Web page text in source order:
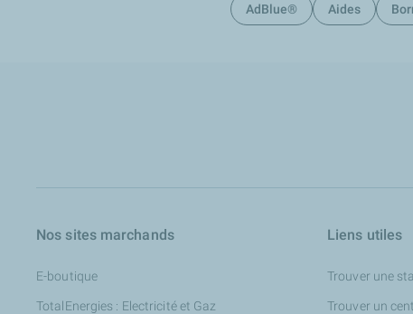
AdBlue® Aides
Nos sites marchands
E-boutique
TotalEnergies : Electricité et Gaz
Liens utiles
Trouver une
Trouver un